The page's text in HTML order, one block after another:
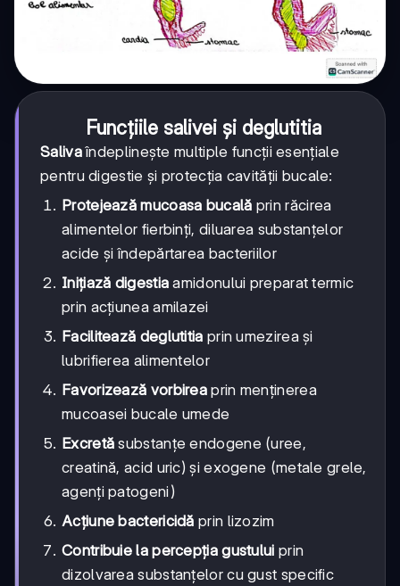
Funcțiile salivei și deglutitia
Salivaîndeplinește multiple funcții esențiale
pentru digestie și protecția cavității bucale:
Protejează mucoasa bucală prin răcirea
alimentelor fierbinți, diluarea substanțelor
acide și îndepărtarea bacteriilor
Inițiază digestia amidonului preparat termic
prin acțiunea amilazei
Facilitează deglutitia prin umezirea și
lubrifierea alimentelor
Favorizează vorbirea prin menținerea
mucoasei bucale umede
Excretă substanțe endogene (uree,
creatină, acid uric) și exogene (metale grele,
agenți patogeni)
Acțiune bactericidă prin lizozim
Contribuie la percepția gustului prin
dizolvarea substanțelor cu gust specific